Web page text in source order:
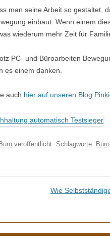
man seine Arbeit so gestaltet,
einbaut. Wenn einem
wiederum mehr Zeit für
PC- und Büroarbeiten
es einem danken.
auch hier auf unseren Blog
Büro veröffentlicht. Schlagworte: Büro
Wie